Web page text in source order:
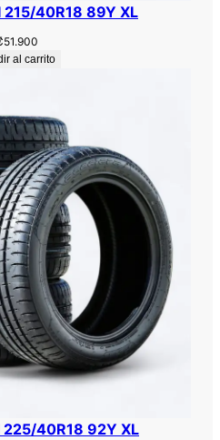
215/40R18 89Y XL
51.900
al carrito
225/40R18 92Y XL